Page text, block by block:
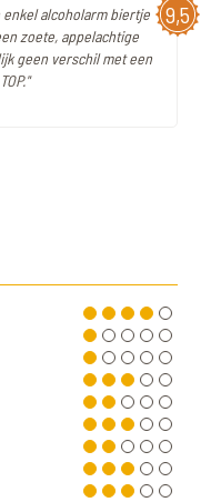
9,5
enkel alcoholarm biertje
zoete, appelachtige
geen verschil met een